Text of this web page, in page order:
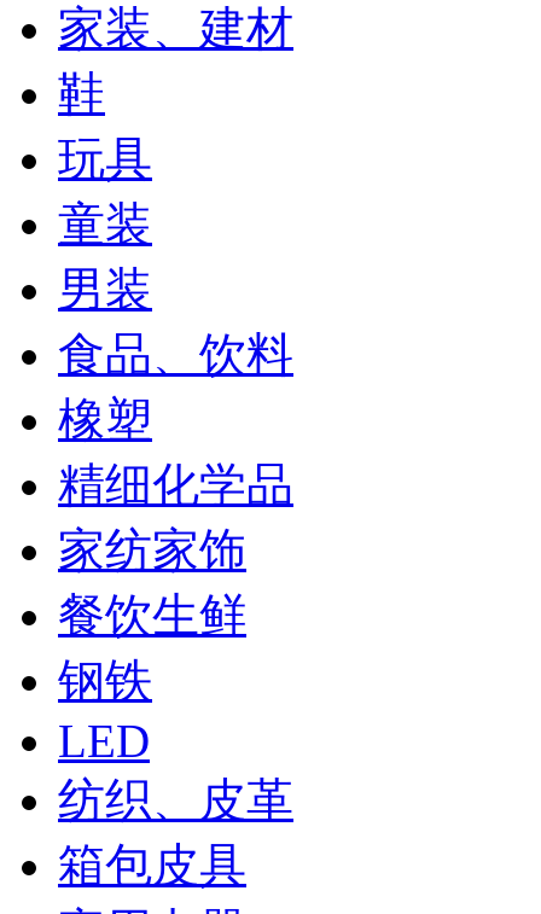
家装、建材
鞋
玩具
童装
男装
食品、饮料
橡塑
精细化学品
家纺家饰
餐饮生鲜
钢铁
LED
纺织、皮革
箱包皮具